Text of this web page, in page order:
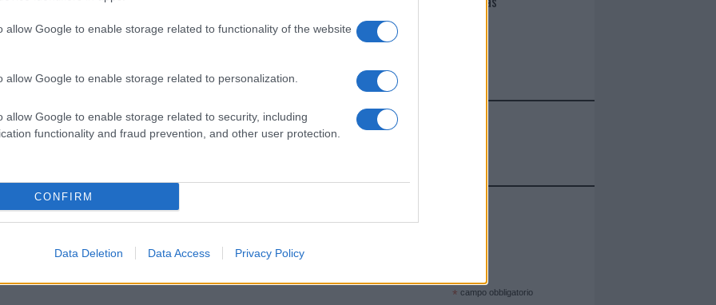
allow Google to enable storage related to functionality of the website
allow Google to enable storage related to personalization.
allow Google to enable storage related to security, including
functionality and fraud prevention, and other user protection.
CONFIRM
Data Deletion Data Access Privacy Policy
Invia un Comunicato Stampa|Pubblicità|Segnala
e ricevi le nostre email periodiche contenenti le ultime notizie pubblicate sul sito web!
* campo obbligatorio